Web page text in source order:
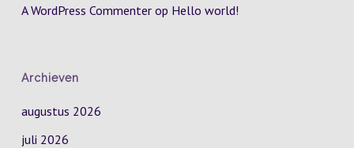
A WordPress Commenterop Hello world!
Archieven
augustus 2026
juli 2026